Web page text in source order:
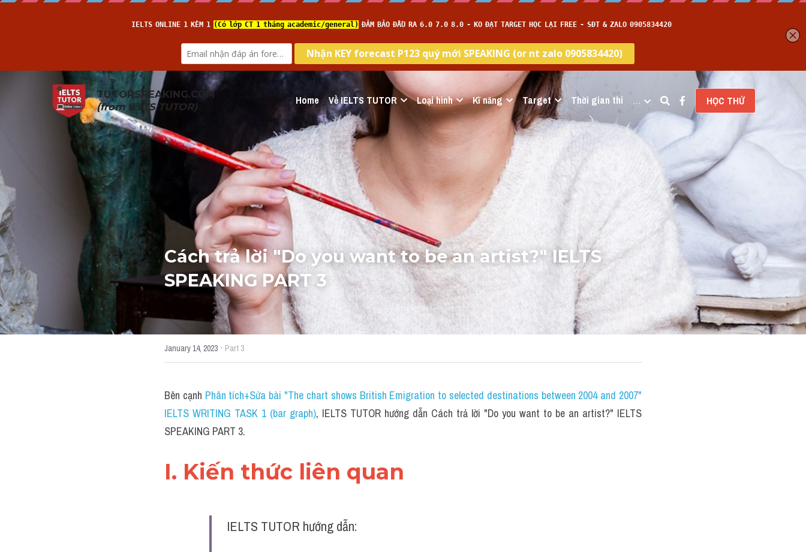
TUTORSPEAKING.COM
(from IELTS TUTOR) Home Về IELTS TUTOR Loại hình Kĩ năng Target Thời gian thi … HỌC THỬ
Cách trả lời "Do you want to be an artist?" IELTS
SPEAKING PART 3
January 14, 2023 · Part 3
Bên cạnh Phân tích+Sửa bài "The chart shows British Emigration to selected destinations between 2004 and 2007"
IELTS WRITING TASK 1 (bar graph), IELTS TUTOR hướng dẫn Cách trả lời "Do you want to be an artist?" IELTS
SPEAKING PART 3.
I. Kiến thức liên quan
IELTS TUTOR hướng dẫn: